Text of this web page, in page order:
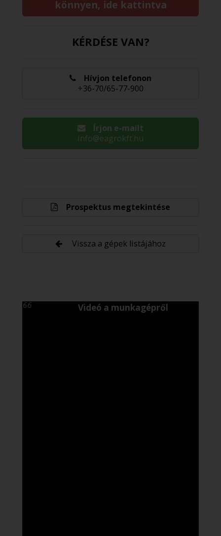
könnyen, ide kattintva
KÉRDÉSE VAN?
Hívjon telefonon
+36-70/65-77-900
Írjon e-mailt
info@eagrokft.hu
Prospektus megtekintése
Vissza a gépek listájához
Videó a munkagépről